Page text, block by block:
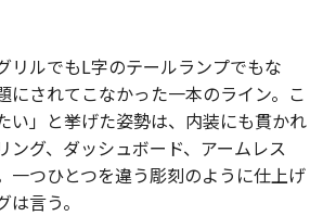
リルでもL字のテールランプでもな
にされてこなかった一本のライン。こ
い」と挙げた姿勢は、内装にも貫かれ
ング、ダッシュボード、アームレス
一つひとつを違う彫刻のように仕上げ
言う。